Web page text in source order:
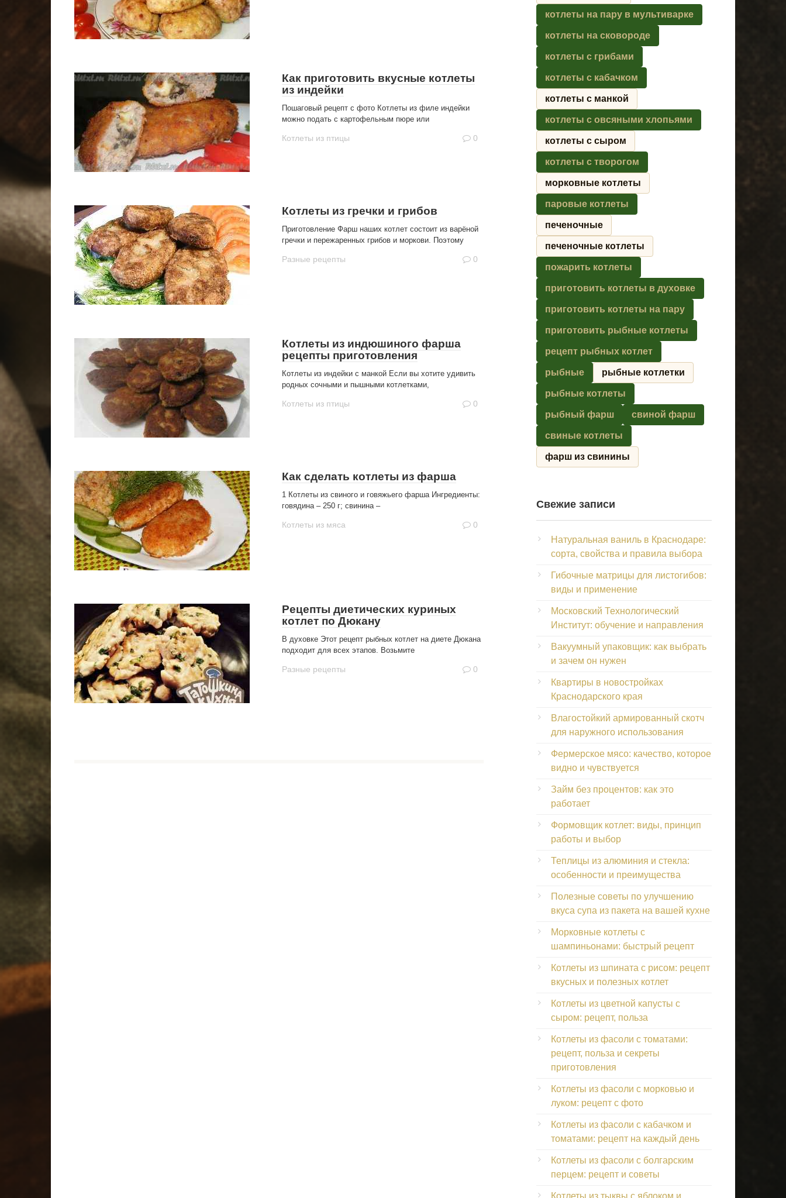
Как приготовить вкусные котлеты
из индейки
Пошаговый рецепт с фото Котлеты из филе индейки
можно подать с картофельным пюре или
Котлеты из птицы 0
Котлеты из гречки и грибов
Приготовление Фарш наших котлет состоит из варёной
гречки и пережаренных грибов и моркови. Поэтому
Разные рецепты 0
Котлеты из индюшиного фарша
рецепты приготовления
Котлеты из индейки с манкой Если вы хотите удивить
родных сочными и пышными котлетками,
Котлеты из птицы 0
Как сделать котлеты из фарша
1 Котлеты из свиного и говяжьего фарша Ингредиенты:
говядина – 250 г; свинина –
Котлеты из мяса 0
Рецепты диетических куриных
котлет по Дюкану
В духовке Этот рецепт рыбных котлет на диете Дюкана
подходит для всех этапов. Возьмите
Разные рецепты 0
котлеты на пару в мультиварке
котлеты на сковороде
котлеты с грибами
котлеты с кабачком
котлеты с манкой
котлеты с овсяными хлопьями
котлеты с сыром
котлеты с творогом
морковные котлеты
паровые котлеты
печеночные
печеночные котлеты
пожарить котлеты
приготовить котлеты в духовке
приготовить котлеты на пару
приготовить рыбные котлеты
рецепт рыбных котлет
рыбные рыбные котлетки
рыбные котлеты
рыбный фарш свиной фарш
свиные котлеты
фарш из свинины
Свежие записи
Натуральная ваниль в Краснодаре:
сорта, свойства и правила выбора
Гибочные матрицы для листогибов:
виды и применение
Московский Технологический
Институт: обучение и направления
Вакуумный упаковщик: как выбрать
и зачем он нужен
Квартиры в новостройках
Краснодарского края
Влагостойкий армированный скотч
для наружного использования
Фермерское мясо: качество, которое
видно и чувствуется
Займ без процентов: как это
работает
Формовщик котлет: виды, принцип
работы и выбор
Теплицы из алюминия и стекла:
особенности и преимущества
Полезные советы по улучшению
вкуса супа из пакета на вашей кухне
Морковные котлеты с
шампиньонами: быстрый рецепт
Котлеты из шпината с рисом: рецепт
вкусных и полезных котлет
Котлеты из цветной капусты с
сыром: рецепт, польза
Котлеты из фасоли с томатами:
рецепт, польза и секреты
приготовления
Котлеты из фасоли с морковью и
луком: рецепт с фото
Котлеты из фасоли с кабачком и
томатами: рецепт на каждый день
Котлеты из фасоли с болгарским
перцем: рецепт и советы
Котлеты из тыквы с яблоком и